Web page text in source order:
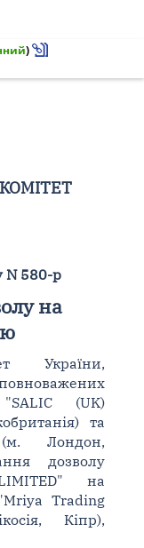
)
N 580-р
на
України,
(UK)
та
Лондон,
дозволу
на
Trading
Кіпр),